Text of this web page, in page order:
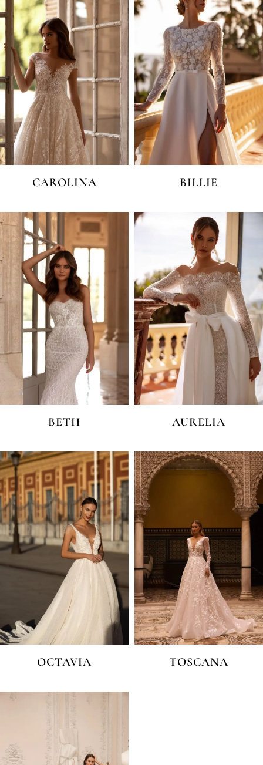
CAROLINA BILLIE
BETH AURELIA
OCTAVIA TOSCANA